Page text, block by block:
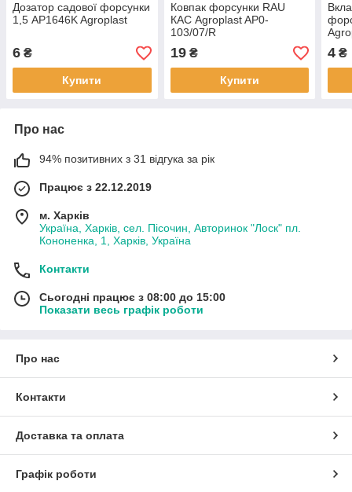
Дозатор садової форсунки
1,5 AP1646K Agroplast
6 ₴
Купити
Ковпак форсунки RAU
КАС Agroplast AP0-
103/07/R
19₴
Купити
4 ₴
Про нас
94% позитивних з 31 відгука за рік
Працює з 22.12.2019
м. Харків
Україна, Харків, сел. Пісочин, Авторинок "Лоск" пл.
Кононенка, 1, Харків, Україна
Контакти
Сьогодні працює з 08:00 до 15:00
Показати весь графік роботи
Про нас
Контакти
Доставка та оплата
Графік роботи